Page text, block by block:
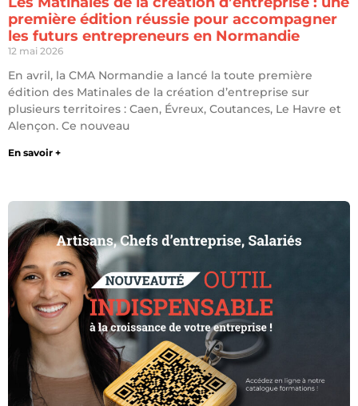
première édition réussie pour accompagner
les futurs entrepreneurs en Normandie
12 mai 2026
En avril, la CMA Normandie a lancé la toute première
édition des Matinales de la création d’entreprise sur
plusieurs territoires : Caen, Évreux, Coutances, Le Havre et
Alençon. Ce nouveau
En savoir +